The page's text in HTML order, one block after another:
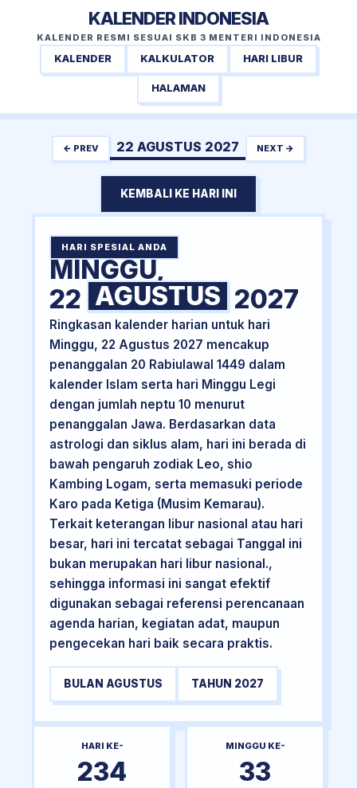
KALENDER INDONESIA
KALENDER RESMI SESUAI SKB 3 MENTERI INDONESIA
KALENDER KALKULATOR HARI LIBUR
HALAMAN
← PREV 22 AGUSTUS 2027 NEXT →
KEMBALI KE HARI INI
HARI SPESIAL ANDA
MINGGU,
22 AGUSTUS 2027
Ringkasan kalender harian untuk hari
Minggu, 22 Agustus 2027 mencakup
penanggalan 20 Rabiulawal 1449 dalam
kalender Islam serta hari Minggu Legi
dengan jumlah neptu 10 menurut
penanggalan Jawa. Berdasarkan data
astrologi dan siklus alam, hari ini berada di
bawah pengaruh zodiak Leo, shio
Kambing Logam, serta memasuki periode
Karo pada Ketiga (Musim Kemarau).
Terkait keterangan libur nasional atau hari
besar, hari ini tercatat sebagai Tanggal ini
bukan merupakan hari libur nasional.,
sehingga informasi ini sangat efektif
digunakan sebagai referensi perencanaan
agenda harian, kegiatan adat, maupun
pengecekan hari baik secara praktis.
BULAN AGUSTUS TAHUN 2027
HARI KE-
234
MINGGU KE-
33